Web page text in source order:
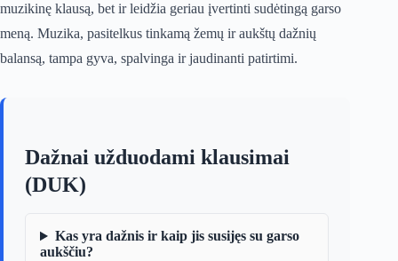
muzikinę klausą, bet ir leidžia geriau įvertinti sudėtingą garso
meną. Muzika, pasitelkus tinkamą žemų ir aukštų dažnių
balansą, tampa gyva, spalvinga ir jaudinanti patirtimi.
Dažnai užduodami klausimai
(DUK)
Kas yra dažnis ir kaip jis susijęs su garso
aukščiu?